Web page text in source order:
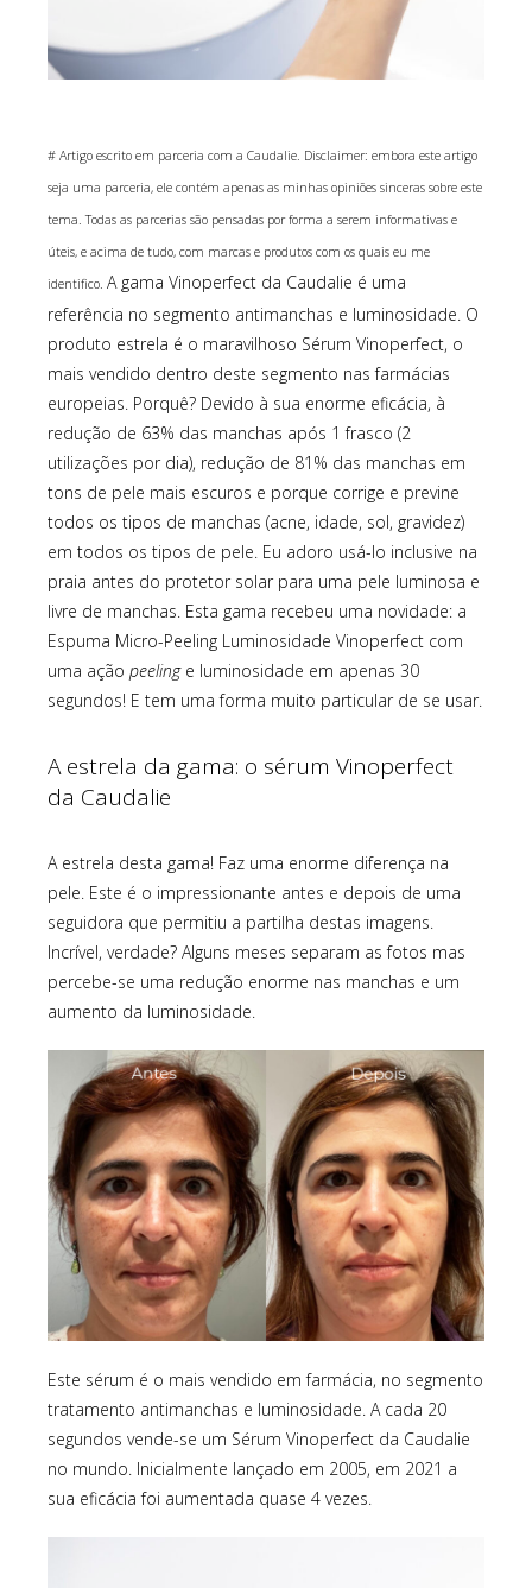
# Artigo escrito em parceria com a Caudalie. Disclaimer: embora este artigo
seja uma parceria, ele contém apenas as minhas opiniões sinceras sobre este
tema. Todas as parcerias são pensadas por forma a serem informativas e
úteis, e acima de tudo, com marcas e produtos com os quais eu me
identifico. A gama Vinoperfect da Caudalie é uma
referência no segmento antimanchas e luminosidade. O
produto estrela é o maravilhoso Sérum Vinoperfect, o
mais vendido dentro deste segmento nas farmácias
europeias. Porquê? Devido à sua enorme eficácia, à
redução de 63% das manchas após 1 frasco (2
utilizações por dia), redução de 81% das manchas em
tons de pele mais escuros e porque corrige e previne
todos os tipos de manchas (acne, idade, sol, gravidez)
em todos os tipos de pele. Eu adoro usá-lo inclusive na
praia antes do protetor solar para uma pele luminosa e
livre de manchas. Esta gama recebeu uma novidade: a
Espuma Micro-Peeling Luminosidade Vinoperfect com
uma ação peelinge luminosidade em apenas 30
segundos! E tem uma forma muito particular de se usar.
A estrela da gama: o sérum Vinoperfect
da Caudalie
A estrela desta gama! Faz uma enorme diferença na
pele. Este é o impressionante antes e depois de uma
seguidora que permitiu a partilha destas imagens.
Incrível, verdade? Alguns meses separam as fotos mas
percebe-se uma redução enorme nas manchas e um
aumento da luminosidade.
Este sérum é o mais vendido em farmácia, no segmento
tratamento antimanchas e luminosidade. A cada 20
segundos vende-se um Sérum Vinoperfect da Caudalie
no mundo. Inicialmente lançado em 2005, em 2021 a
sua eficácia foi aumentada quase 4 vezes.